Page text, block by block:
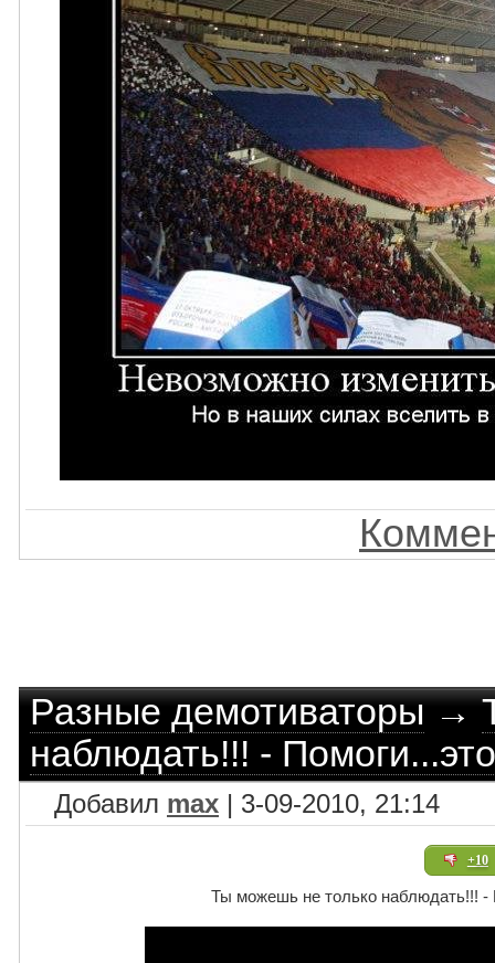
Разные демотиваторы→
наблюдать!!! -
Добавил max | 3-09-2010, 21:14
+10
Ты можешь не только наблюдать!!! -